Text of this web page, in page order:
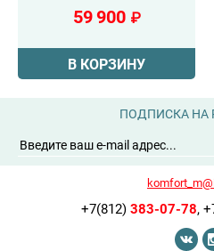
59 900 ₽
В КОРЗИНУ
ПОДПИСКА НА
+7(812) 383-07-78,